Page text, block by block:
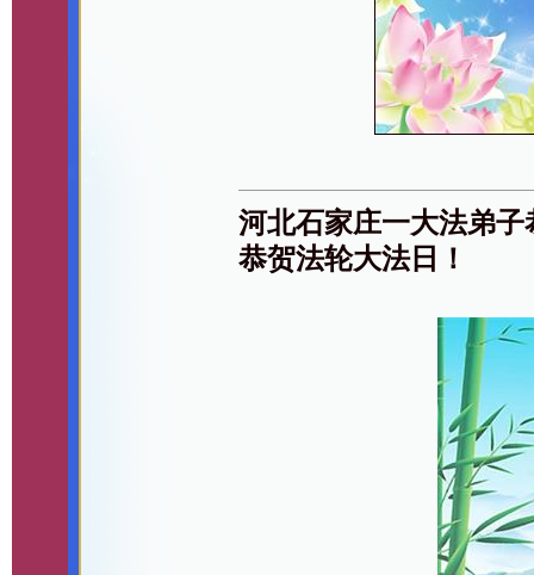
河北石家庄一大法弟
恭贺法轮大法日！